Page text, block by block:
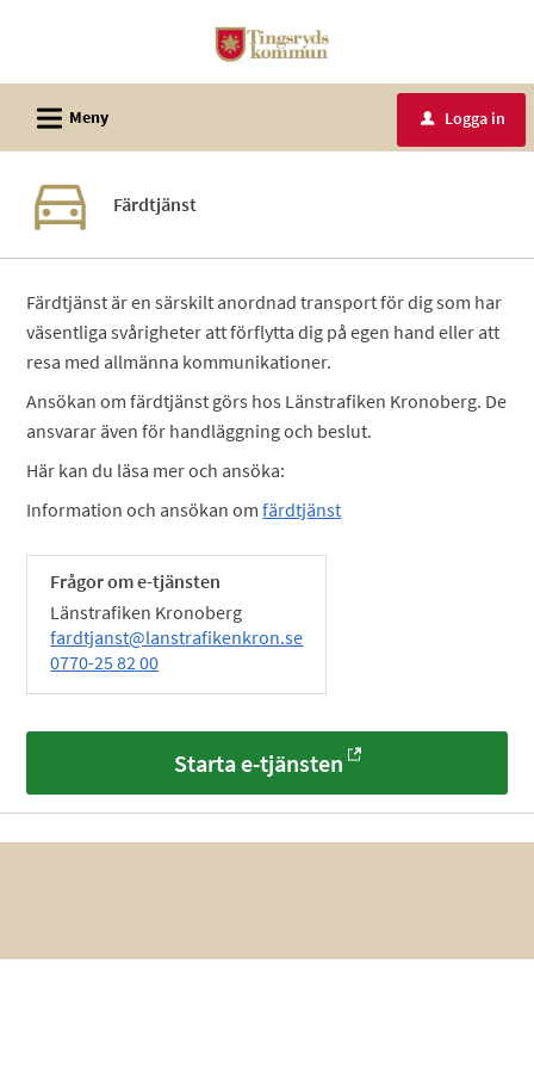
e-
tjänster
-
Tingsryds
kommun
L Meny u Logga in
Färdtjänst
Färdtjänst är en särskilt anordnad transport för dig som har
väsentliga svårigheter att förflytta dig på egen hand eller att
resa med allmänna kommunikationer.
Ansökan om färdtjänst görs hos Länstrafiken Kronoberg. De
ansvarar även för handläggning och beslut.
Här kan du läsa mer och ansöka:
Information och ansökan omfärdtjänst
Frågor om e-tjänsten
Länstrafiken Kronoberg
fardtjanst@lanstrafikenkron.se
0770-25 82 00
Starta e-tjänsten